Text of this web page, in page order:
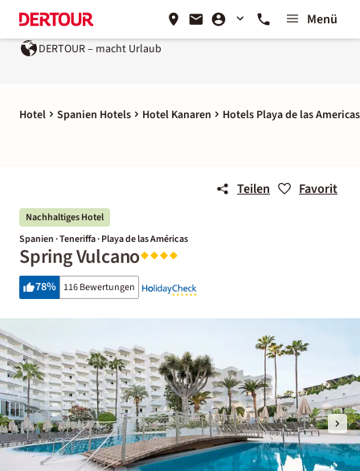
Menü
DERTOUR – macht Urlaub
Hotel Spanien Hotels Hotel Kanaren Hotels Playa de las Americas
Teilen Favorit
Nachhaltiges Hotel
Spanien · Teneriffa · Playa de las Américas
Spring Vulcano
78% 116 Bewertungen